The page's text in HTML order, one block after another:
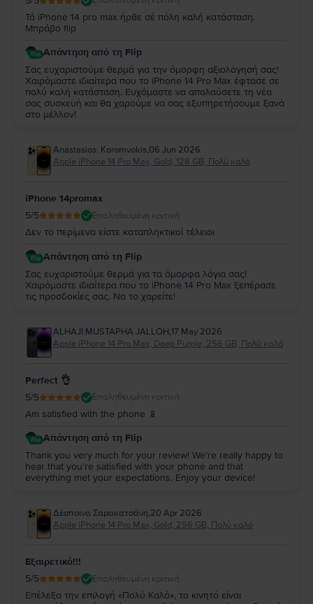
Τό iPhone 14 pro max ήρθε σέ πόλη καλή κατάσταση.
Μπράβο flip
Απάντηση από τη Flip
Σας ευχαριστούμε θερμά για την όμορφη αξιολόγησή σας!
Χαιρόμαστε ιδιαίτερα που το iPhone 14 Pro Max έφτασε σε
πολύ καλή κατάσταση. Ευχόμαστε να απολαύσετε τη νέα
σας συσκευή και θα χαρούμε να σας εξυπηρετήσουμε ξανά
στο μέλλον!
Anastasios. Koromvokis,06 Jun 2026
Apple iPhone 14 Pro Max, Gold, 128 GB, Πολύ καλό
iPhone 14promax
5/5 Επαληθευμένη κριτική
Δεν το περίμενα είστε καταπληκτικοί τέλειοι
Απάντηση από τη Flip
Σας ευχαριστούμε θερμά για τα όμορφα λόγια σας!
Χαιρόμαστε ιδιαίτερα που το iPhone 14 Pro Max ξεπέρασε
τις προσδοκίες σας. Να το χαρείτε!
ALHAJI MUSTAPHA JALLOH,17 May 2026
Apple iPhone 14 Pro Max, Deep Purple, 256 GB, Πολύ καλό
Perfect 👌
5/5 Επαληθευμένη κριτική
Am satisfied with the phone 📱
Απάντηση από τη Flip
Thank you very much for your review! We’re really happy to
hear that you’re satisfied with your phone and that
everything met your expectations. Enjoy your device!
Δέσποινα Σαρακατσάνη,20 Apr 2026
Apple iPhone 14 Pro Max, Gold, 256 GB, Πολύ καλό
Εξαιρετικό!!!
5/5 Επαληθευμένη κριτική
Επέλεξα την επιλογή «Πολύ Καλό», το κινητό είναι